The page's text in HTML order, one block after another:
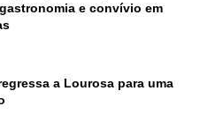
e convívio em
a Lourosa para uma